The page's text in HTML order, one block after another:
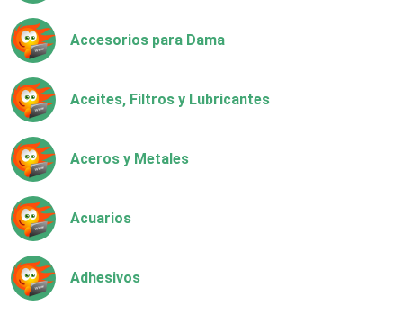
Accesorios para Dama
Aceites, Filtros y Lubricantes
Aceros y Metales
Acuarios
Adhesivos